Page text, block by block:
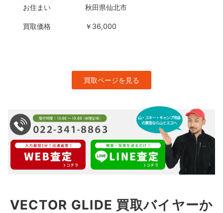
お住まい 秋田県仙北市
買取価格 ￥36,000
買取ページを見る
VECTOR GLIDE 買取バイヤーか